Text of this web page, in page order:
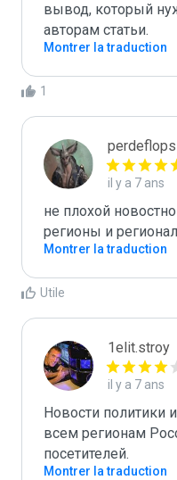
вывод, который
авторам статьи.
Montrer la traduction
1
perdeflops
il y a 7 ans
не плохой
регионы и
Montrer la traduction
Utile
1elit.stroy
il y a 7 ans
Новости политики
всем регионам
посетителей.
Montrer la traduction